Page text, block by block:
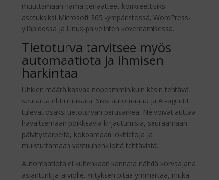
muuttamaan nämä periaatteet konkreettisiksi
asetuksiksi Microsoft 365 -ympäristössä, WordPress-
ylläpidossa ja Linux-palvelinten koventamisessa.
Tietoturva tarvitsee myös
automaatiota ja ihmisen
harkintaa
Uhkien määrä kasvaa nopeammin kuin käsin tehtävä
seuranta ehtii mukana. Siksi automaatio ja AI-agentit
tulevat osaksi tietoturvan perusarkea. Ne voivat auttaa
havaitsemaan poikkeavia kirjautumisia, seuraamaan
päivitystarpeita, kokoamaan lokitietoja ja
muistuttamaan vastuuhenkilöitä tehtävistä.
Automaatiota ei kuitenkaan kannata nähdä korvaajana
asiantuntija-arviolle. Yrityksen pitää ymmärtää, mitkä